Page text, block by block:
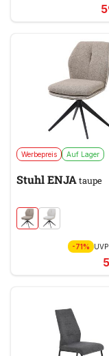
Werbepreis Auf Lager
Stuhl ENJAtaupe
-71% UVP